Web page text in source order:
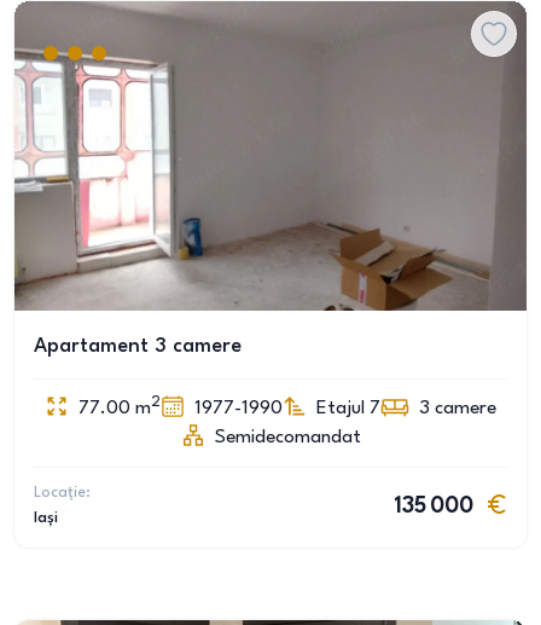
Apartament 3 camere
77.00 m2 1977-1990 Etajul 7 3 camere
Semidecomandat
Locație:
Iași
135 000